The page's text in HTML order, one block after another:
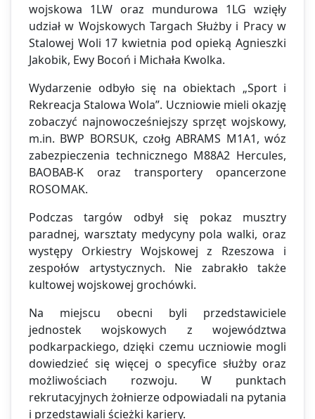
wojskowa 1LW oraz mundurowa 1LG wzięły
udział w Wojskowych Targach Służby i Pracy w
Stalowej Woli 17 kwietnia pod opieką Agnieszki
Jakobik, Ewy Bocoń i Michała Kwolka.
Wydarzenie odbyło się na obiektach „Sport i
Rekreacja Stalowa Wola”. Uczniowie mieli okazję
zobaczyć najnowocześniejszy sprzęt wojskowy,
m.in. BWP BORSUK, czołg ABRAMS M1A1, wóz
zabezpieczenia technicznego M88A2 Hercules,
BAOBAB-K oraz transportery opancerzone
ROSOMAK.
Podczas targów odbył się pokaz musztry
paradnej, warsztaty medycyny pola walki, oraz
występy Orkiestry Wojskowej z Rzeszowa i
zespołów artystycznych. Nie zabrakło także
kultowej wojskowej grochówki.
Na miejscu obecni byli przedstawiciele
jednostek wojskowych z województwa
podkarpackiego, dzięki czemu uczniowie mogli
dowiedzieć się więcej o specyfice służby oraz
możliwościach rozwoju. W punktach
rekrutacyjnych żołnierze odpowiadali na pytania
i przedstawiali ścieżki kariery.